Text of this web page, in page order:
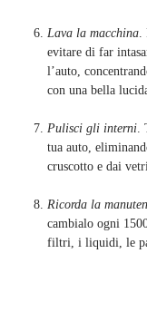
Lava la macchina.
evitare di far
l’auto,
con una bella
Pulisci gli interni.
tua auto,
cruscotto e dai
Ricorda la
cambialo ogni
filtri, i liquidi, le